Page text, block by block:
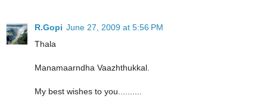
R.Gopi June 27, 2009 at 5:56 PM
Thala
Manamaarndha Vaazhthukkal.
My best wishes to you..........